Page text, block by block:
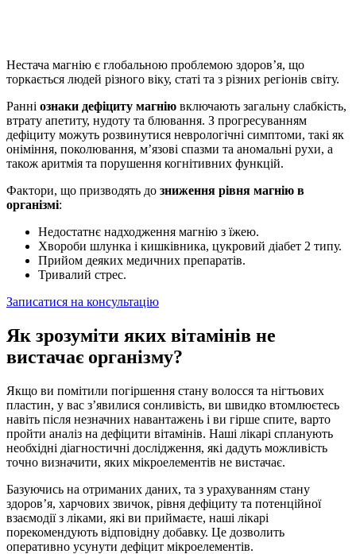
Нестача магнію є глобальною проблемою здоров’я, що
торкається людей різного віку, статі та з різних регіонів світу.
Ранні ознаки дефіциту магнію включають загальну слабкість,
втрату апетиту, нудоту та блювання. З прогресуванням
дефіциту можуть розвинутися неврологічні симптоми, такі як
оніміння, поколювання, м’язові спазми та аномальні рухи, а
також аритмія та порушення когнітивних функцій.
Фактори, що призводять до зниження рівня магнію в
організмі:
Недостатнє надходження магнію з їжею.
Хвороби шлунка і кишківника, цукровий діабет 2 типу.
Прийом деяких медичних препаратів.
Тривалий стрес.
Записатися на консультацію
Як зрозуміти яких вітамінів не
вистачає організму?
Якщо ви помітили погіршення стану волосся та нігтьових
пластин, у вас з’явилися сонливість, ви швидко втомлюєтесь
навіть після незначних навантажень і ви гірше спите, варто
пройти аналіз на дефіцити вітамінів. Наші лікарі спланують
необхідні діагностичні дослідження, які дадуть можливість
точно визначити, яких мікроелементів не вистачає.
Базуючись на отриманих даних, та з урахуванням стану
здоров’я, харчових звичок, рівня дефіциту та потенційної
взаємодії з ліками, які ви приймаєте, наші лікарі
порекомендують відповідну добавку. Це дозволить
оперативно усунути дефіцит мікроелементів.